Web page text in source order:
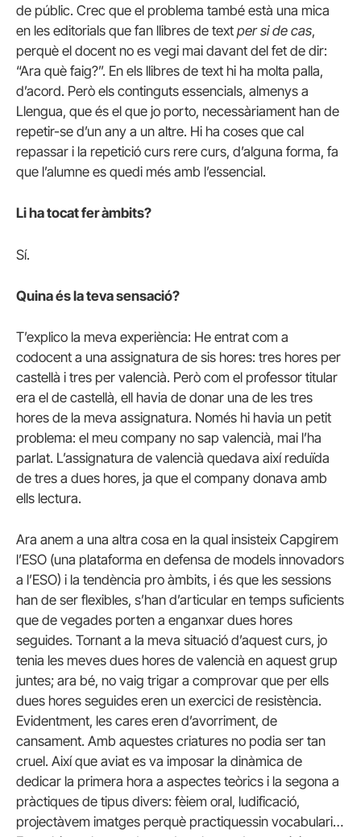
de públic. Crec que el problema també està una mica
en les editorials que fan llibres de text per si de cas,
perquè el docent no es vegi mai davant del fet de dir:
“Ara què faig?”. En els llibres de text hi ha molta palla,
d’acord. Però els continguts essencials, almenys a
Llengua, que és el que jo porto, necessàriament han de
repetir-se d’un any a un altre. Hi ha coses que cal
repassar i la repetició curs rere curs, d’alguna forma, fa
que l’alumne es quedi més amb l’essencial.
Li ha tocat fer àmbits?
Sí.
Quina és la teva sensació?
T’explico la meva experiència: He entrat com a
codocent a una assignatura de sis hores: tres hores per
castellà i tres per valencià. Però com el professor titular
era el de castellà, ell havia de donar una de les tres
hores de la meva assignatura. Només hi havia un petit
problema: el meu company no sap valencià, mai l’ha
parlat. L’assignatura de valencià quedava així reduïda
de tres a dues hores, ja que el company donava amb
ells lectura.
Ara anem a una altra cosa en la qual insisteix Capgirem
l’ESO (una plataforma en defensa de models innovadors
a l’ESO) i la tendència pro àmbits, i és que les sessions
han de ser flexibles, s’han d’articular en temps suficients
que de vegades porten a enganxar dues hores
seguides. Tornant a la meva situació d’aquest curs, jo
tenia les meves dues hores de valencià en aquest grup
juntes; ara bé, no vaig trigar a comprovar que per ells
dues hores seguides eren un exercici de resistència.
Evidentment, les cares eren d’avorriment, de
cansament. Amb aquestes criatures no podia ser tan
cruel. Així que aviat es va imposar la dinàmica de
dedicar la primera hora a aspectes teòrics i la segona a
pràctiques de tipus divers: fèiem oral, ludificació,
projectàvem imatges perquè practiquessin vocabulari…